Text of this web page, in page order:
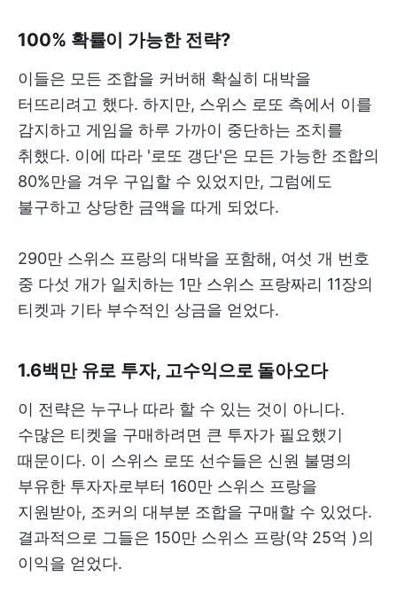
100% 확률이 가능한 전략?
이들은 모든 조합을 커버해 확실히 대박을
터뜨리려고 했다. 하지만, 스위스 로또 측에서 이를
감지하고 게임을 하루 가까이 중단하는 조치를
취했다. 이에 따라 '로또 갱단'은 모든 가능한 조합의
80%만을 겨우 구입할 수 있었지만, 그럼에도
불구하고 상당한 금액을 따게 되었다.
290만 스위스 프랑의 대박을 포함해, 여섯 개 번호
중 다섯 개가 일치하는 1만 스위스 프랑짜리 11장의
티켓과 기타 부수적인 상금을 얻었다.
1.6백만 유로 투자, 고수익으로 돌아오다
이 전략은 누구나 따라 할 수 있는 것이 아니다.
수많은 티켓을 구매하려면 큰 투자가 필요했기
때문이다. 이 스위스 로또 선수들은 신원 불명의
부유한 투자자로부터 160만 스위스 프랑을
지원받아, 조커의 대부분 조합을 구매할 수 있었다.
결과적으로 그들은 150만 스위스 프랑(약 25억 )의
이익을 얻었다.